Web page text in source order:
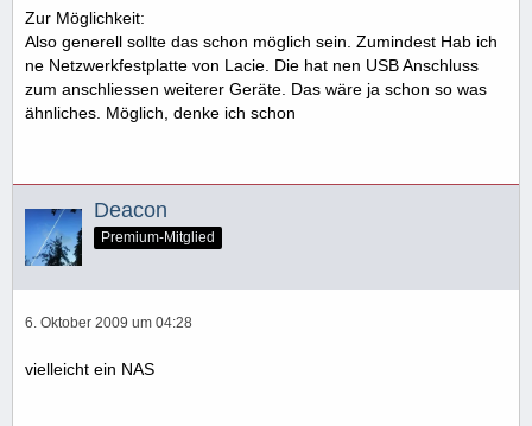
Zur Möglichkeit:
Also generell sollte das schon möglich sein. Zumindest Hab ich
ne Netzwerkfestplatte von Lacie. Die hat nen USB Anschluss
zum anschliessen weiterer Geräte. Das wäre ja schon so was
ähnliches. Möglich, denke ich schon
Deacon
Premium-Mitglied
6. Oktober 2009 um 04:28
vielleicht ein NAS